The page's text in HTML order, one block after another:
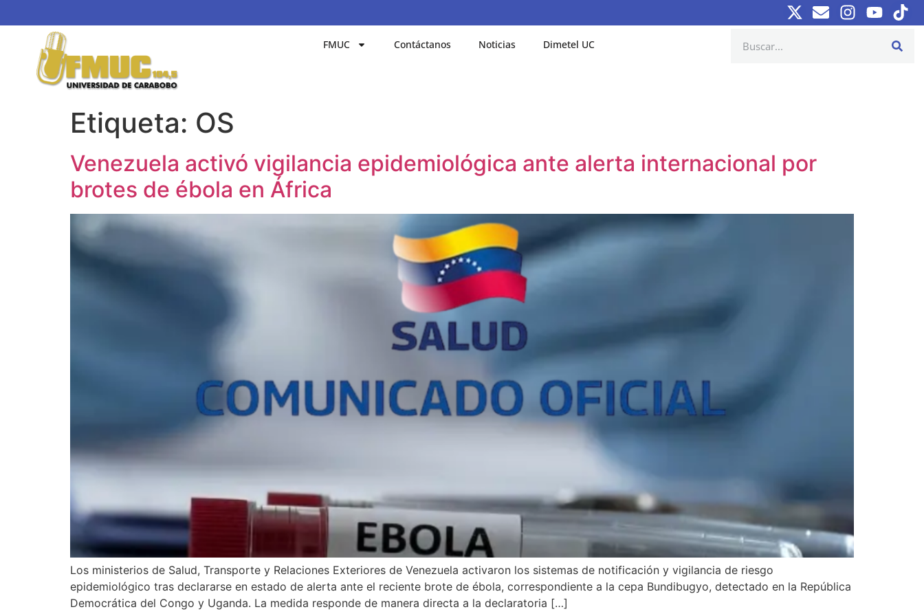
FMUC Contáctanos Noticias Dimetel UC
Etiqueta: OS
Venezuela activó vigilancia epidemiológica ante alerta internacional por
brotes de ébola en África
Los ministerios de Salud, Transporte y Relaciones Exteriores de Venezuela activaron los sistemas de notificación y vigilancia de riesgo
epidemiológico tras declararse en estado de alerta ante el reciente brote de ébola, correspondiente a la cepa Bundibugyo, detectado en la República
Democrática del Congo y Uganda. La medida responde de manera directa a la declaratoria […]